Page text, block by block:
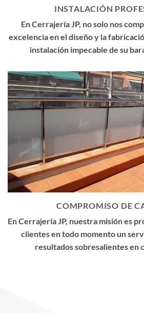
INSTALACIÓN
En Cerrajería JP, no solo nos
excelencia en el diseño y la
instalación impecable de su
COMPROMISO DE
En Cerrajería JP, nuestra misión es
clientes en todo momento un
resultados sobresalientes en